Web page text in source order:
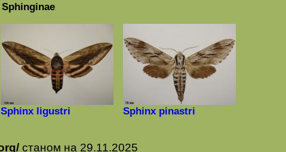
Sphinx ligustri Sphinx pinastri
станом на 29.11.2025